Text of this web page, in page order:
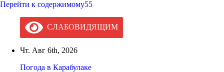
Перейти к содержимому55
СЛАБОВИДЯЩИМ
Чт. Авг 6th, 2026
Погода в Карабулаке